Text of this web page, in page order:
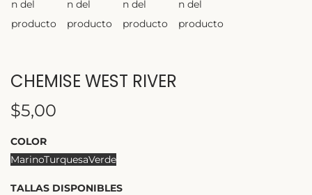
CHEMISE WEST RIVER
$5,00
COLOR
MarinoTurquesaVerde
TALLAS DISPONIBLES